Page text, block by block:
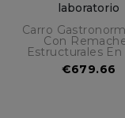
laboratorio
Carro
Con
Estructurales
€679.66